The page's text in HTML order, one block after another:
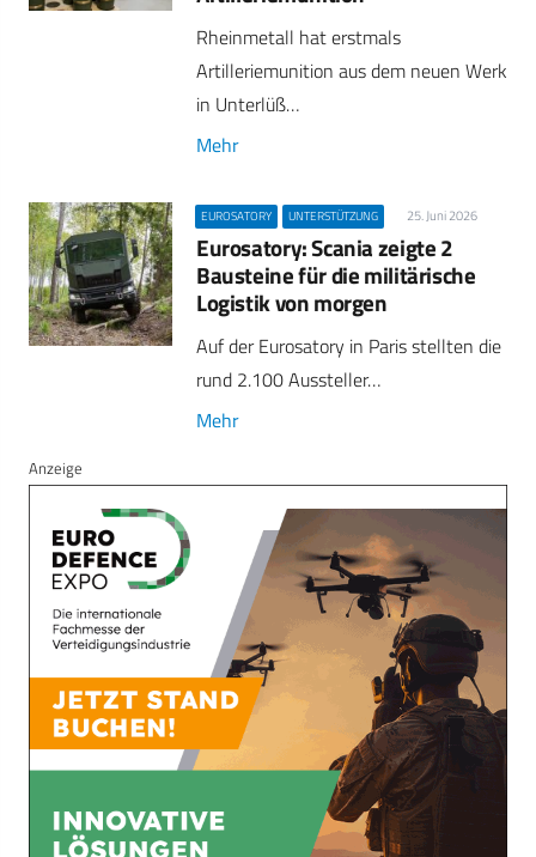
Rheinmetall hat erstmals
Artilleriemunition aus dem neuen Werk
in Unterlüß…
Mehr
EUROSATORY UNTERSTÜTZUNG 25. Juni 2026
Eurosatory: Scania zeigte 2
Bausteine für die militärische
Logistik von morgen
Auf der Eurosatory in Paris stellten die
rund 2.100 Aussteller…
Mehr
Anzeige